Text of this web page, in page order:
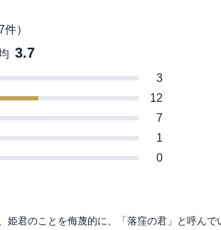
件）
3.7
3
12
7
1
0
姫君のことを侮蔑的に、「落窪の君」と呼んで